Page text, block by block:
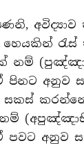
හෙයකින්
නම්
අනුව
අනුව